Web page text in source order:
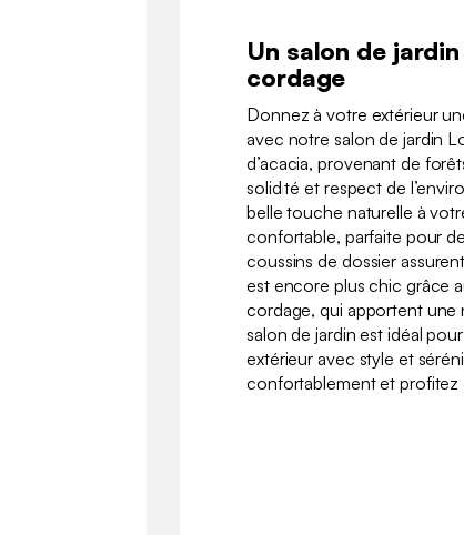
Un salon de
cordage
Donnez à votre extérieur
avec notre salon de jardin
d’acacia, provenant de
solidité et respect de
belle touche naturelle à
confortable, parfaite pour
coussins de dossier
est encore plus chic grâce
cordage, qui apportent
salon de jardin est idéal
extérieur avec style et
confortablement et profitez